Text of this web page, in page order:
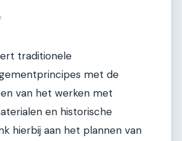
traditionele
met de
van het werken met
en historische
hierbij aan het plannen van